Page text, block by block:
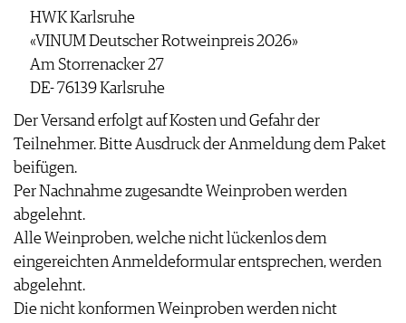
ABO
AUSGABE
ARCHIV
VORTEILSWELT
BÜCHER
WEINSZENE
PORTRAITS
VINOPHILES
ANMELDEN
AWARDS
GEWINNSPIELE
VORTEILSWELT
TRINKREIFETABELLE
ABO
WEINSUCHE
NEWSLETTER
WINE TRADE CLUB
REDAKTION
JOBS
WERBUNG
HWK Karlsruhe
«VINUM Deutscher Rotweinpreis 2026»
Am Storrenacker 27
DE- 76139 Karlsruhe
Der Versand erfolgt auf Kosten und Gefahr der
Teilnehmer. Bitte Ausdruck der Anmeldung dem Paket
beifügen.
Per Nachnahme zugesandte Weinproben werden
abgelehnt.
Alle Weinproben, welche nicht lückenlos dem
eingereichten Anmeldeformular entsprechen, werden
abgelehnt.
Die nicht konformen Weinproben werden nicht